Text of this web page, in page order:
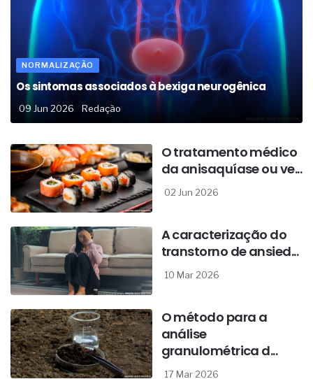
NORMALIZAÇÃO
Os sintomas associados à bexiga neurogênica
09 Jun 2026 Redação
O tratamento médico
da anisaquíase ou ve...
02 Jun 2026
A caracterização do
transtorno de ansied...
10 Mar 2026
O método para a
análise
granulométrica d...
17 Mar 2026